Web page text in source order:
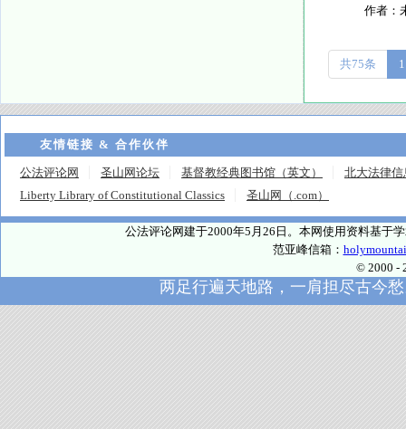
作者：
共75条 1
友情链接 & 合作伙伴
公法评论网 圣山网论坛 基督教经典图书馆（英文）
北大法律信
Liberty Library of Constitutional Classics
圣山网（.com）
公法评论网建于2000年5月26日。本网使用资料基于
范亚峰信箱：
© 2000 -
两足行遍天地路，一肩担尽古今